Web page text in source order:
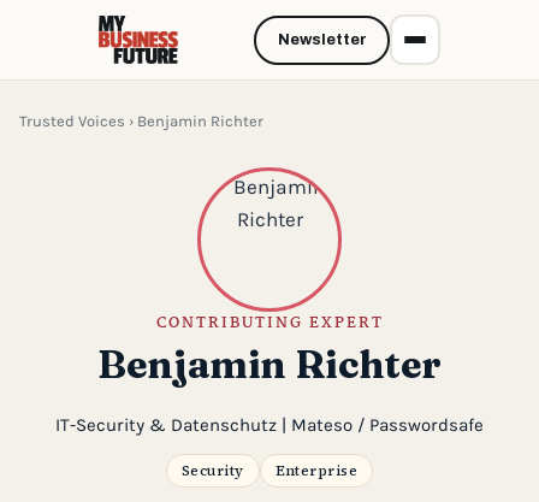
Trusted Voices › Benjamin Richter
CONTRIBUTING EXPERT
Benjamin Richter
IT-Security & Datenschutz | Mateso / Passwordsafe
Security Enterprise
Newsletter